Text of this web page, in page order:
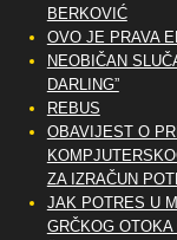
BERKOVIĆ
OVO JE PRAVA
NEOBIČAN
DARLING”
REBUS
OBAVIJEST O
ZA IZRAČUN
JAK POTRES U
GRČKOG OTOKA